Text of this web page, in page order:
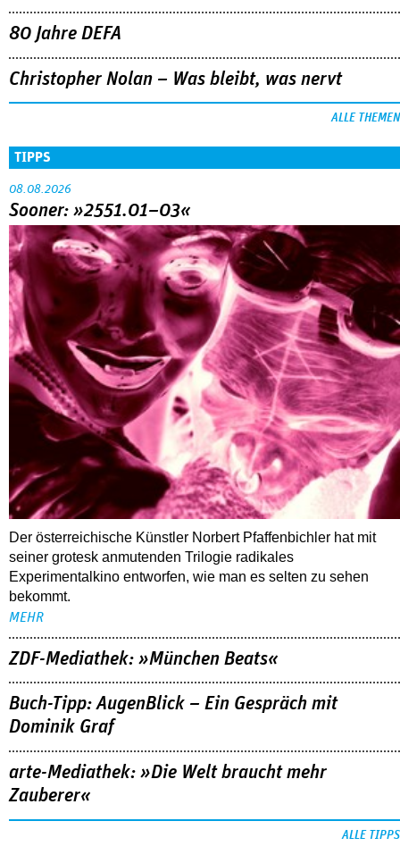
80 Jahre DEFA
Christopher Nolan – Was bleibt, was nervt
ALLE THEMEN
TIPPS
08.08.2026
Sooner: »2551.01–03«
Der österreichische Künstler Norbert Pfaffenbichler hat mit
seiner grotesk anmutenden Trilogie radikales
Experimentalkino entworfen, wie man es selten zu sehen
bekommt.
MEHR
ZDF-Mediathek: »München Beats«
Buch-Tipp: AugenBlick – Ein Gespräch mit
Dominik Graf
arte-Mediathek: »Die Welt braucht mehr
Zauberer«
ALLE TIPPS